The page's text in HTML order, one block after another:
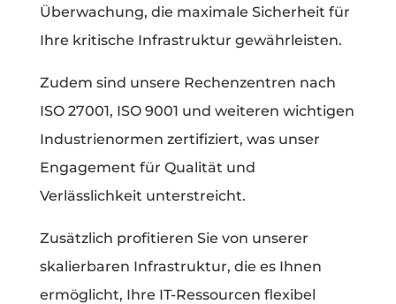
Überwachung, die maximale Sicherheit für
Ihre kritische Infrastruktur gewährleisten.
Zudem sind unsere Rechenzentren nach
ISO 27001, ISO 9001 und weiteren wichtigen
Industrienormen zertifiziert, was unser
Engagement für Qualität und
Verlässlichkeit unterstreicht.
Zusätzlich profitieren Sie von unserer
skalierbaren Infrastruktur, die es Ihnen
ermöglicht, Ihre IT-Ressourcen flexibel